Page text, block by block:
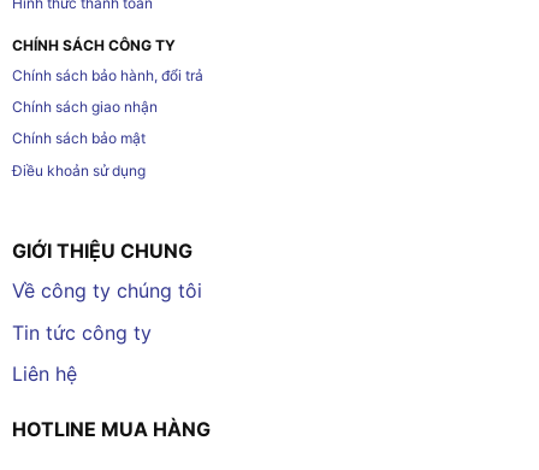
CHÍNH SÁCH CÔNG TY
Chính sách bảo hành, đổi trả
Chính sách giao nhận
Chính sách bảo mật
Điều khoản sử dụng
GIỚI THIỆU CHUNG
Về công ty chúng tôi
Tin tức công ty
Liên hệ
HOTLINE MUA HÀNG